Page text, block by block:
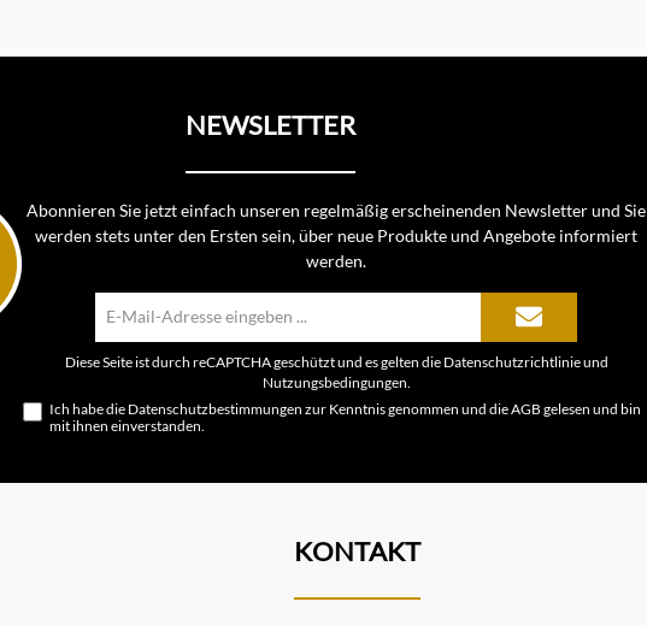
NEWSLETTER
Abonnieren Sie jetzt einfach unseren regelmäßig erscheinenden Newsletter und Sie
werden stets unter den Ersten sein, über neue Produkte und Angebote informiert
werden.
Mail-
Adresse*
Diese Seite ist durch reCAPTCHA geschützt und es gelten die Datenschutzrichtlinieund
Nutzungsbedingungen
Ich habe die Datenschutzbestimmungen zur Kenntnis genommen und dieAGB gelesen und bin
mit ihnen einverstanden.
KONTAKT